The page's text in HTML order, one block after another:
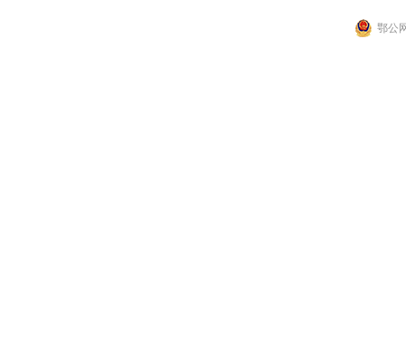
鄂公